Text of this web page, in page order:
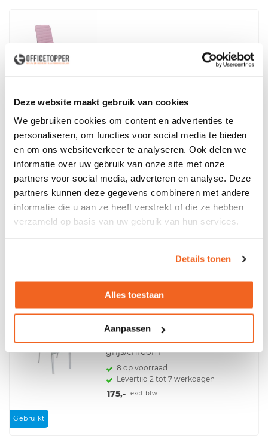
Deze website maakt gebruik van cookies
We gebruiken cookies om content en advertenties te
personaliseren, om functies voor social media te bieden
en om ons websiteverkeer te analyseren. Ook delen we
informatie over uw gebruik van onze site met onze
partners voor social media, adverteren en analyse. Deze
partners kunnen deze gegevens combineren met andere
informatie die u aan ze heeft verstrekt of die ze hebben
verzameld op basis van uw gebruik van hun services.
Details tonen
Alles toestaan
Aanpassen
Gebruikt
Vitra HAL Tube met hoes basic-
zwart/roze chroom onderstel
115,- excl. btw
Vitra Eames Plastic Side Chair
esdoorn zwart/mosterd
8 op voorraad
Gebruikt
grijs/chroom
8 op voorraad
Levertijd 2 tot 7 werkdagen
175,- excl. btw